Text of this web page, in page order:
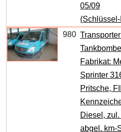
05/09
980
Fabrikat:
Sprinter
Pritsche,
Diesel,
abgel. km-